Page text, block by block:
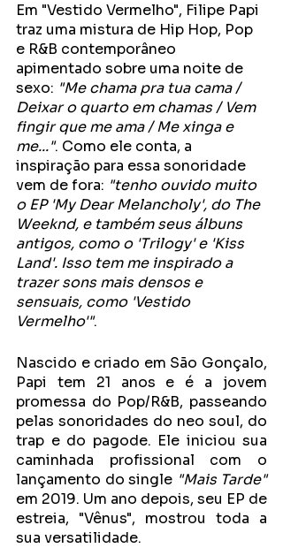
Em "Vestido Vermelho", Filipe Papi
traz uma mistura de Hip Hop, Pop
e R&B contemporâneo
apimentado sobre uma noite de
sexo: "Me chama pra tua cama /
Deixar o quarto em chamas / Vem
fingir que me ama / Me xinga e
me...". Como ele conta, a
inspiração para essa sonoridade
vem de fora: "tenho ouvido muito
o EP 'My Dear Melancholy', do The
Weeknd, e também seus álbuns
antigos, como o 'Trilogy' e 'Kiss
Land'. Isso tem me inspirado a
trazer sons mais densos e
sensuais, como 'Vestido
Vermelho'".
Nascido e criado em São Gonçalo,
Papi tem 21 anos e é a jovem
promessa do Pop/R&B, passeando
pelas sonoridades do neo soul, do
trap e do pagode. Ele iniciou sua
caminhada profissional com o
lançamento do single "Mais Tarde"
em 2019. Um ano depois, seu EP de
estreia, "Vênus", mostrou toda a
sua versatilidade.